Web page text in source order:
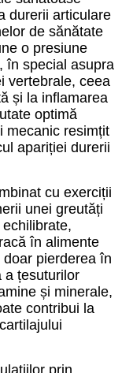
durerii articulare
de sănătate
o presiune
în special asupra
vertebrale, ceea
și la inflamarea
optimă
mecanic resimțit
apariției durerii
cu exerciții
unei greutăți
în alimente
pierderea în
a țesuturilor
și minerale,
contribui la